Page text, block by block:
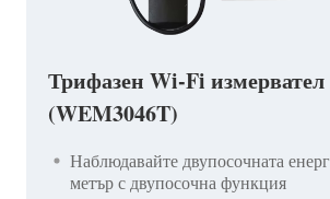
Трифазен Wi-Fi измервател
(WEM3046T)
Наблюдавайте двупосочната
метър с двупосочна функция